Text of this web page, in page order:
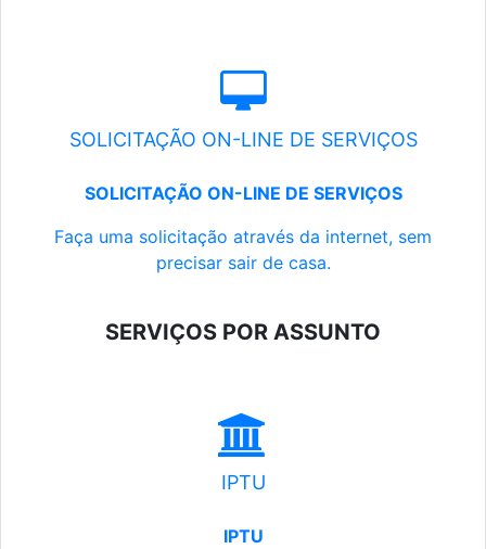
SOLICITAÇÃO ON-LINE DE SERVIÇOS
SOLICITAÇÃO ON-LINE DE SERVIÇOS
Faça uma solicitação através da internet, sem
precisar sair de casa.
SERVIÇOS POR ASSUNTO
IPTU
IPTU